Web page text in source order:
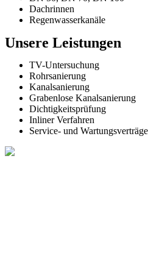
Dachrinnen
Regenwasserkanäle
Unsere Leistungen
TV-Untersuchung
Rohrsanierung
Kanalsanierung
Grabenlose Kanalsanierung
Dichtigkeitsprüfung
Inliner Verfahren
Service- und Wartungsverträge